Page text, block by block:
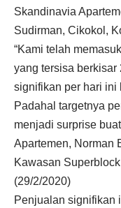
Skandinavia
Sudirman, Cikokol,
“Kami telah
yang tersisa
signifikan per hari ini
Padahal targetnya
menjadi surprise
Apartemen, Norman
Kawasan
(29/2/2020)
Penjualan signifikan